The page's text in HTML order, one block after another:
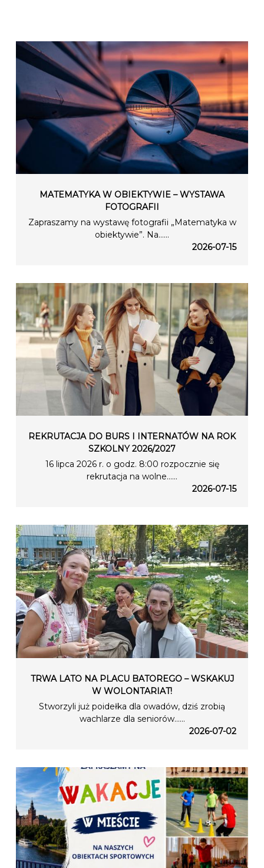
MATEMATYKA W OBIEKTYWIE – WYSTAWA
FOTOGRAFII
Zapraszamy na wystawę fotografii „Matematyka w
obiektywie”. Na…...
2026-07-15
REKRUTACJA DO BURS I INTERNATÓW NA ROK
SZKOLNY 2026/2027
16 lipca 2026 r. o godz. 8:00 rozpocznie się
rekrutacja na wolne…...
2026-07-15
TRWA LATO NA PLACU BATOREGO – WSKAKUJ
W WOLONTARIAT!
Stworzyli już poidełka dla owadów, dziś zrobią
wachlarze dla seniorów…...
2026-07-02